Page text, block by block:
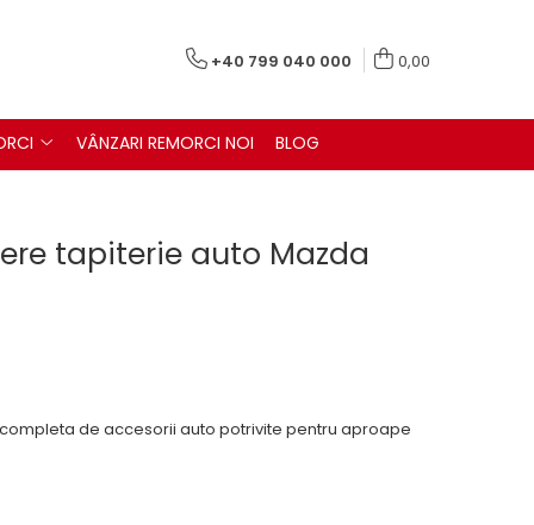
+40 799 040 000 0,00
VÂNZARI REMORCI NOI BLOG
tapiterie auto Mazda
de accesorii auto potrivite pentru aproape